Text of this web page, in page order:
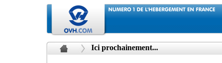
Ici prochainement...